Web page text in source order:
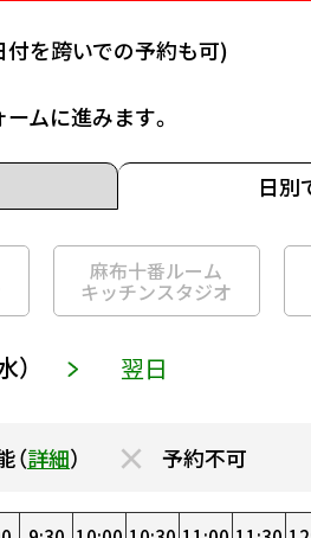
を跨いでの予約も可)
ムに進みます。
日別
麻布十番ルーム
キッチンスタジオ
） 翌日
（詳細） × 予約不可